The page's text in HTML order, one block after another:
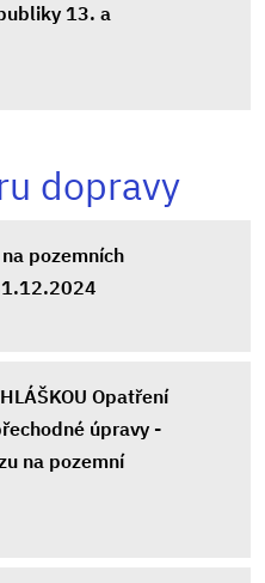
13. a
dopravy
pozemních
Opatření
úpravy -
na pozemní